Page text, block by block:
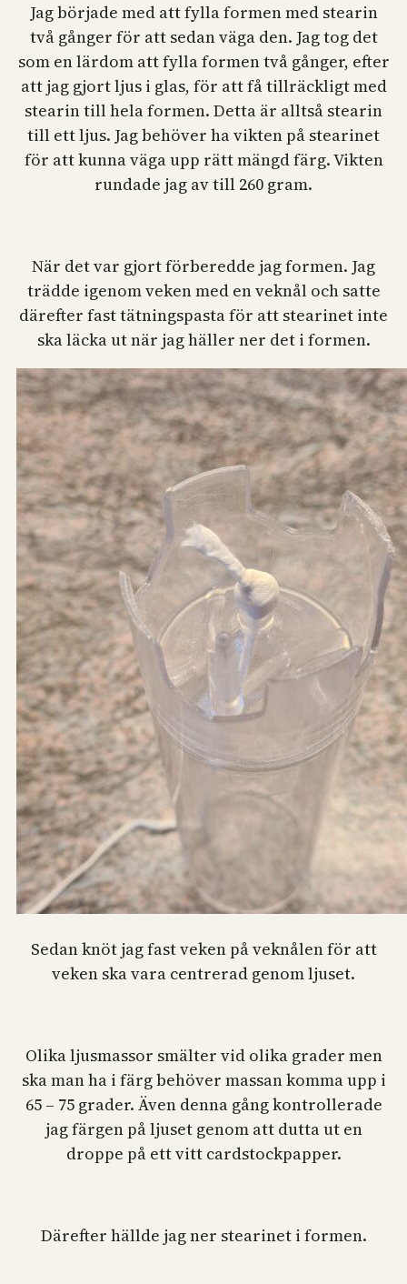
Jag började med att fylla formen med stearin
två gånger för att sedan väga den. Jag tog det
som en lärdom att fylla formen två gånger, efter
att jag gjort ljus i glas, för att få tillräckligt med
stearin till hela formen. Detta är alltså stearin
till ett ljus. Jag behöver ha vikten på stearinet
för att kunna väga upp rätt mängd färg. Vikten
rundade jag av till 260 gram.
När det var gjort förberedde jag formen. Jag
trädde igenom veken med en veknål och satte
därefter fast tätningspasta för att stearinet inte
ska läcka ut när jag häller ner det i formen.
Sedan knöt jag fast veken på veknålen för att
veken ska vara centrerad genom ljuset.
Olika ljusmassor smälter vid olika grader men
ska man ha i färg behöver massan komma upp i
65 – 75 grader. Även denna gång kontrollerade
jag färgen på ljuset genom att dutta ut en
droppe på ett vitt cardstockpapper.
Därefter hällde jag ner stearinet i formen.